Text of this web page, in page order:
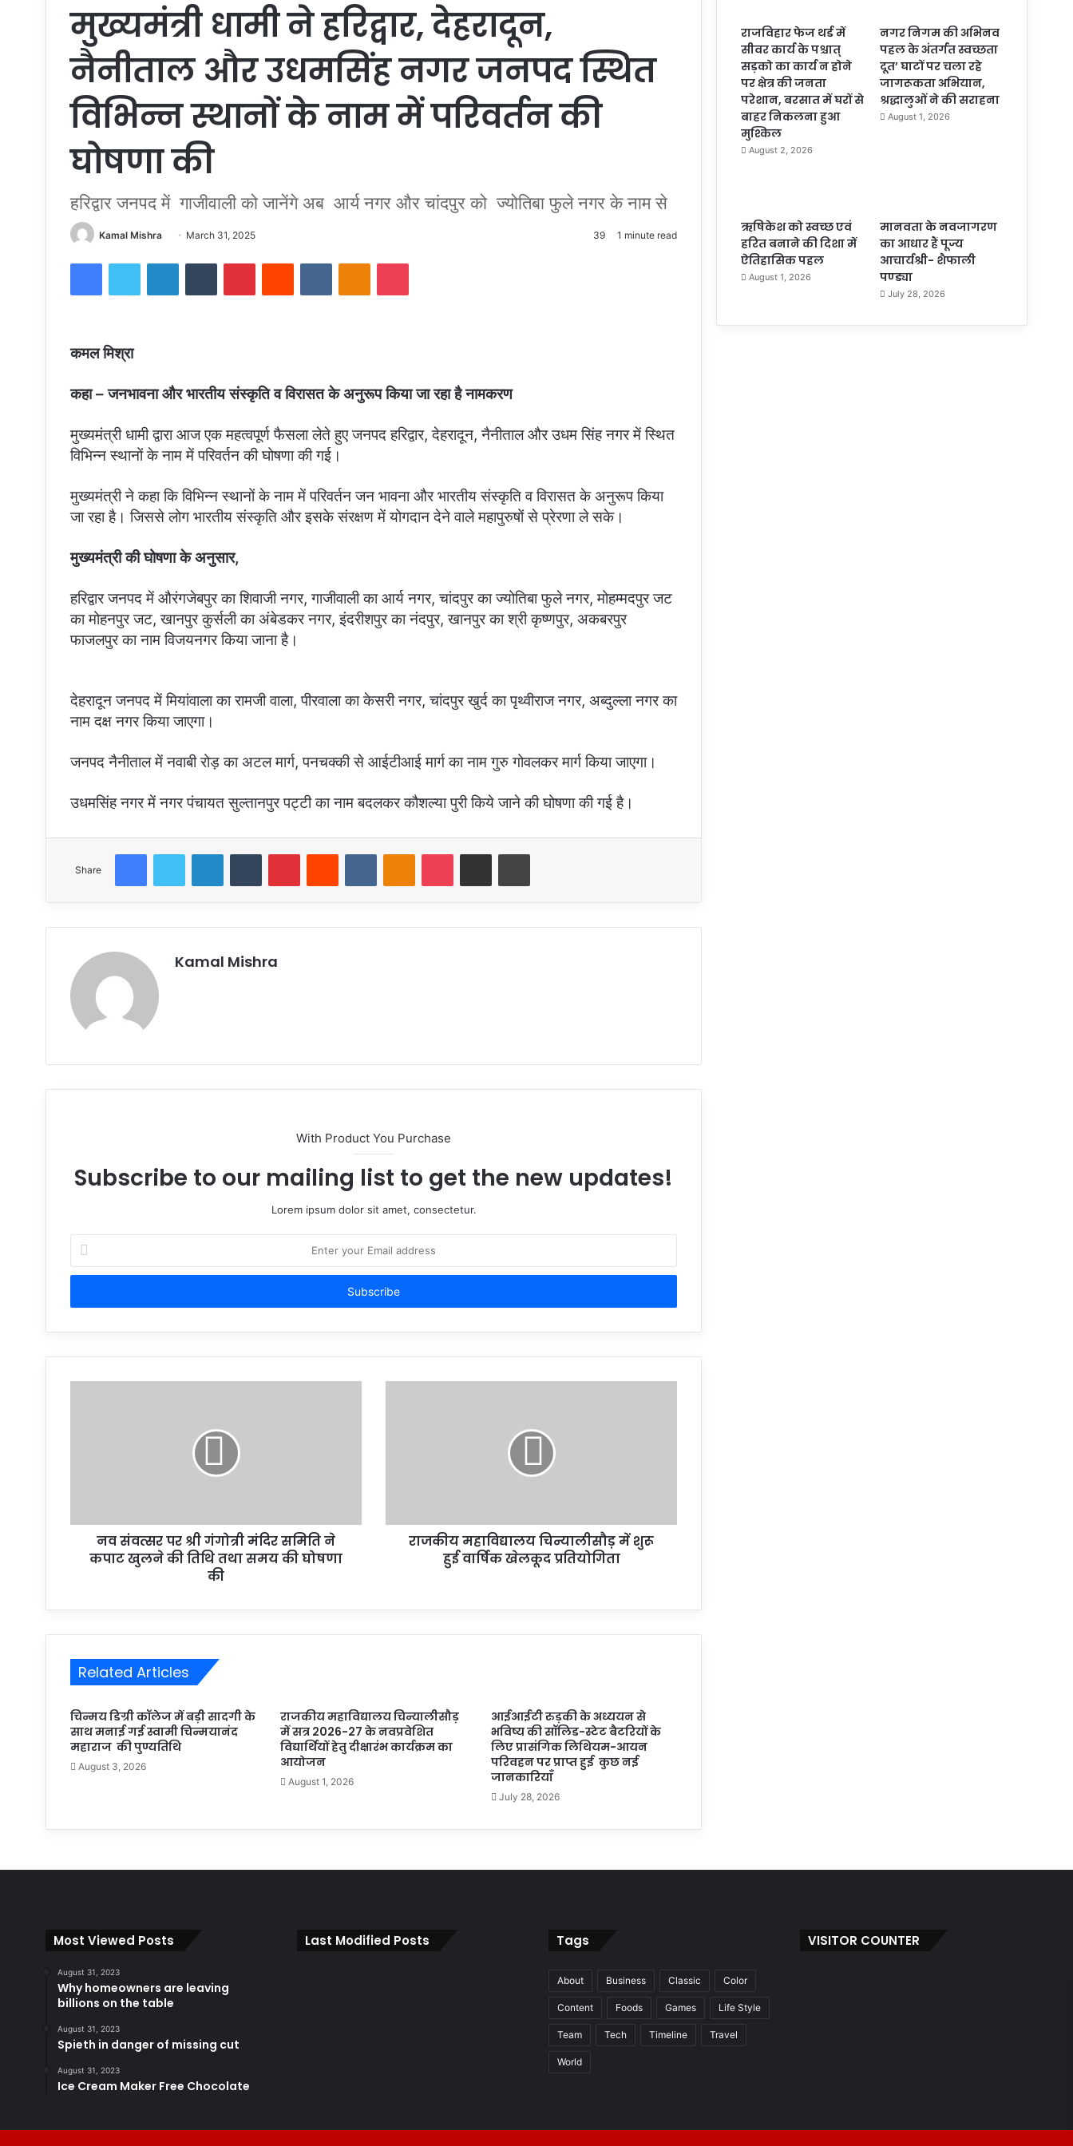
मुख्यमंत्री धामी ने हरिद्वार, देहरादून,
नैनीताल और उधमसिंह नगर जनपद स्थित
विभिन्न स्थानों के नाम में परिवर्तन की
घोषणा की
हरिद्वार जनपद में गाजीवाली को जानेंगे अब आर्य नगर और चांदपुर को ज्योतिबा फुले नगर के नाम से
Kamal Mishra
Send March 31, 2025 39 1 minute read
FacebookTwitter LinkedInTumblr PinterestReddit VKontakteOdnoklassniki
Pocket
कमल मिश्रा
कहा – जनभावना और भारतीय संस्कृति व विरासत के अनुरूप किया जा रहा है नामकरण
मुख्यमंत्री धामी द्वारा आज एक महत्वपूर्ण फैसला लेते हुए जनपद हरिद्वार, देहरादून, नैनीताल और उधम सिंह नगर में स्थित
विभिन्न स्थानों के नाम में परिवर्तन की घोषणा की गई।
मुख्यमंत्री ने कहा कि विभिन्न स्थानों के नाम में परिवर्तन जन भावना और भारतीय संस्कृति व विरासत के अनुरूप किया
जा रहा है। जिससे लोग भारतीय संस्कृति और इसके संरक्षण में योगदान देने वाले महापुरुषों से प्रेरणा ले सके।
मुख्यमंत्री की घोषणा के अनुसार,
हरिद्वार जनपद में औरंगजेबपुर का शिवाजी नगर, गाजीवाली का आर्य नगर, चांदपुर का ज्योतिबा फुले नगर, मोहम्मदपुर जट
का मोहनपुर जट, खानपुर कुर्सली का अंबेडकर नगर, इंदरीशपुर का नंदपुर, खानपुर का श्री कृष्णपुर, अकबरपुर
फाजलपुर का नाम विजयनगर किया जाना है।
देहरादून जनपद में मियांवाला का रामजी वाला, पीरवाला का केसरी नगर, चांदपुर खुर्द का पृथ्वीराज नगर, अब्दुल्ला नगर का
नाम दक्ष नगर किया जाएगा।
जनपद नैनीताल में नवाबी रोड़ का अटल मार्ग, पनचक्की से आईटीआई मार्ग का नाम गुरु गोवलकर मार्ग किया जाएगा।
उधमसिंह नगर में नगर पंचायत सुल्तानपुर पट्टी का नाम बदलकर कौशल्या पुरी किये जाने की घोषणा की गई है।
Share
FacebookTwitter LinkedInTumblr PinterestReddit VKontakteOdnoklassniki
Pocket Share via Email Print
Kamal Mishra
With Product You Purchase
Subscribe to our mailing list to get the new updates!
Lorem ipsum dolor sit amet, consectetur.
your
Email
नव संवत्सर पर श्री गंगोत्री मंदिर समिति ने
कपाट खुलने की तिथि तथा समय की घोषणा
की
राजकीय महाविद्यालय चिन्यालीसौड़ में शुरू
हुई वार्षिक खेलकूद प्रतियोगिता
Related Articles
चिन्मय डिग्री कॉलेज में बड़ी सादगी के
साथ मनाई गई स्वामी चिन्मयानंद
महाराज की पुण्यतिथि
August 3, 2026
राजकीय महाविद्यालय चिन्यालीसौड़
में सत्र 2026-27 के नवप्रवेशित
विद्यार्थियों हेतु दीक्षारंभ कार्यक्रम का
आयोजन
August 1, 2026
आईआईटी रुड़की के अध्ययन से
भविष्य की सॉलिड-स्टेट बैटरियों के
लिए प्रासंगिक लिथियम-आयन
परिवहन पर प्राप्त हुई कुछ नई
जानकारियाँ
July 28, 2026
राजविहार फेज थर्ड में
सीवर कार्य के पश्चात्
सड़को का कार्य न होने
पर क्षेत्र की जनता
परेशान, बरसात में घरों से
बाहर निकलना हुआ
मुश्किल
August 2, 2026
नगर निगम की अभिनव
पहल के अंतर्गत स्वच्छता
दूत’ घाटों पर चला रहे
जागरूकता अभियान,
श्रद्धालुओं ने की सराहना
August 1, 2026
ऋषिकेश को स्वच्छ एवं
हरित बनाने की दिशा में
ऐतिहासिक पहल
August 1, 2026
मानवता के नवजागरण
का आधार हैं पूज्य
आचार्यश्री- शैफाली
पण्ड्या
July 28, 2026
Most Viewed Posts
August 31, 2023
Why homeowners are leaving
billions on the table
August 31, 2023
Spieth in danger of missing cut
August 31, 2023
Ice Cream Maker Free Chocolate
Last Modified Posts Tags
About Business Classic Color
Content Foods Games Life Style
Team Tech Timeline Travel
World
VISITOR COUNTER